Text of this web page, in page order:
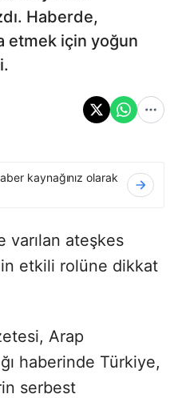
Haberde,
etmek için yoğun
kaynağınız olarak
varılan ateşkes
etkili rolüne dikkat
Arap
haberinde Türkiye,
serbest